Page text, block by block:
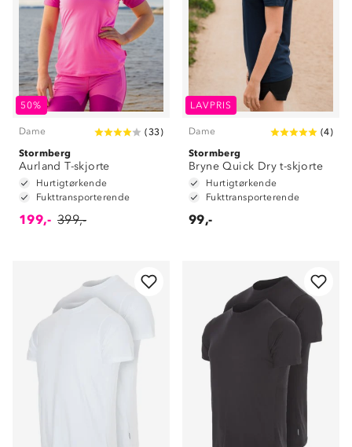
50%
Dame (33)
Stormberg
Aurland T-skjorte
Hurtigtørkende
Fukttransporterende
199,- 399,-
LAVPRIS
Dame (4)
Stormberg
Bryne Quick Dry t-skjorte
Hurtigtørkende
Fukttransporterende
99,-